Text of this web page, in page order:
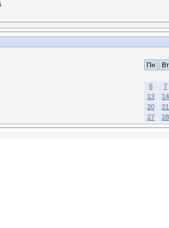
Пн
Вт
6
7
13
14
20
21
27
28